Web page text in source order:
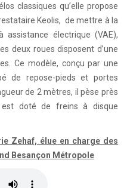
classiques qu’elle propose
Keolis, de mettre à la
électrique (VAE),
deux roues disposent d’une
Ce modèle, conçu par une
de repose-pieds et portes
de 2 mètres, il pèse près
doté de freins à disque
Zehaf, élue en charge des
Besançon Métropole